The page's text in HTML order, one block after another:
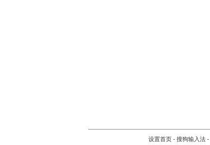
设置首页 - 搜狗输入法 -